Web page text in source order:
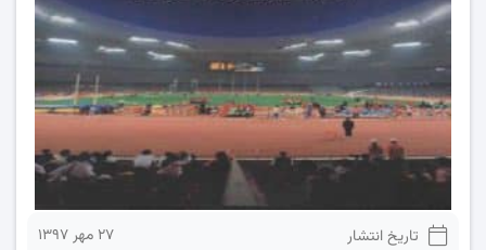
تاریخ انتشار ۲۷ مهر ۱۳۹۷